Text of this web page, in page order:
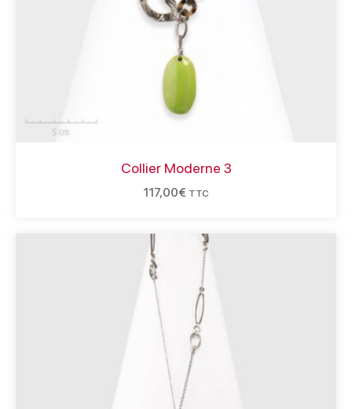
Collier Moderne 3
117,00€ TTC